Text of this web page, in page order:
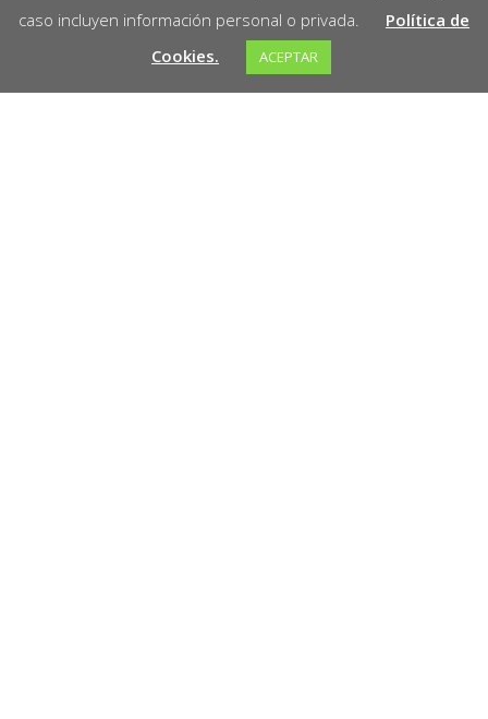
¡Bienvenido a Marathon! Somos tu socio
confiable en la venta de herramientas de alta
caso incluyen información personal o privada.
Política de
Cookies.
ACEPTAR